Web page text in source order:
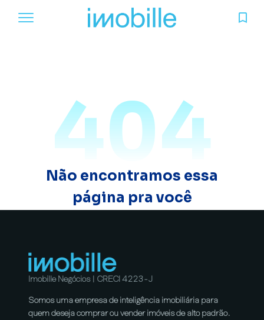
404
Não encontramos essa
página pra você
Imobille Negócios | CRECI 4223-J
Somos uma empresa de inteligência imobiliária para
quem deseja comprar ou vender imóveis de alto padrão.